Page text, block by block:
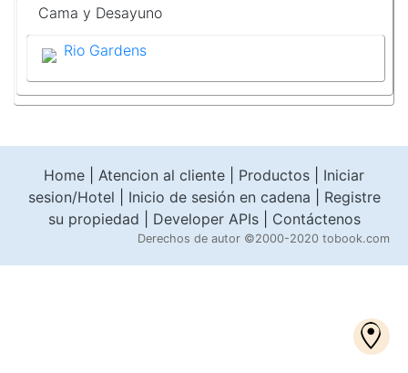
Cama y Desayuno
Rio Gardens
Home Atencion al cliente Productos
Iniciar
sesion/Hotel
Inicio de sesión en cadena
Registre
su propiedad
Developer APIs| Contáctenos
Derechos de autor ©2000-2020 tobook.com